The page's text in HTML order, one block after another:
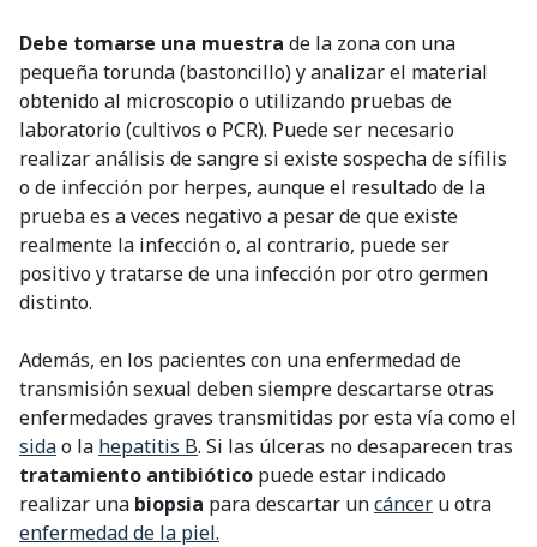
Debe tomarse una muestra de la zona con una
pequeña torunda (bastoncillo) y analizar el material
obtenido al microscopio o utilizando pruebas de
laboratorio (cultivos o PCR). Puede ser necesario
realizar análisis de sangre si existe sospecha de sífilis
o de infección por herpes, aunque el resultado de la
prueba es a veces negativo a pesar de que existe
realmente la infección o, al contrario, puede ser
positivo y tratarse de una infección por otro germen
distinto.
Además, en los pacientes con una enfermedad de
transmisión sexual deben siempre descartarse otras
enfermedades graves transmitidas por esta vía como el
sidao la hepatitis B. Si las úlceras no desaparecen tras
tratamiento antibiótico puede estar indicado
realizar una biopsia para descartar uncáncer u otra
enfermedad de la piel.